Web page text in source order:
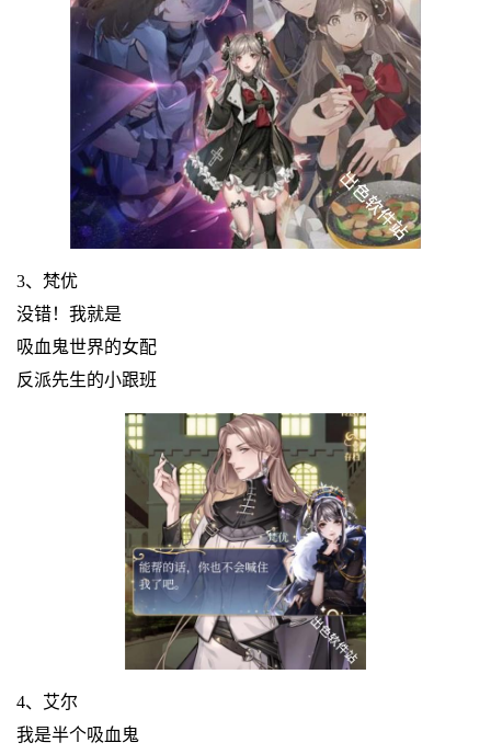
3、梵优
没错！我就是
吸血鬼世界的女配
反派先生的小跟班
4、艾尔
我是半个吸血鬼